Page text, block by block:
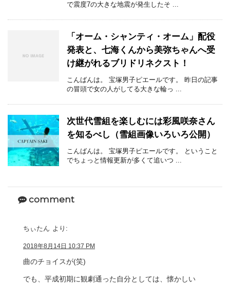
で震度7の大きな地震が発生したそ ...
「オーム・シャンティ・オーム」配役
発表と、七海くんから美弥ちゃんへ受
け継がれるブリドリネクスト！
こんばんは。 宝塚男子ピエールです。 昨日の記事
の冒頭で女の人がしてる大きな輪っ ...
次世代雪組を楽しむには彩風咲奈さん
を知るべし（雪組画像いろいろ公開）
こんばんは。 宝塚男子ピエールです。 ということ
でちょっと情報更新が多くて追いつ ...
comment
ちぃたん より:
2018年8月14日 10:37 PM
曲のチョイスが(笑)
でも、平成初期に観劇通った自分としては、懐かしい